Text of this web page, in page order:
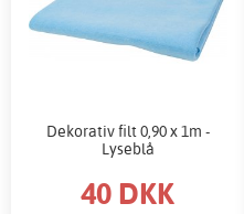
Dekorativ filt 0,90 x 1m -
Lyseblå
40 DKK